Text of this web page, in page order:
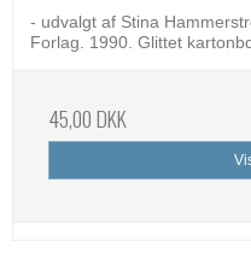
- udvalgt af Stina
Forlag. 1990. Glittet
45,00 DKK